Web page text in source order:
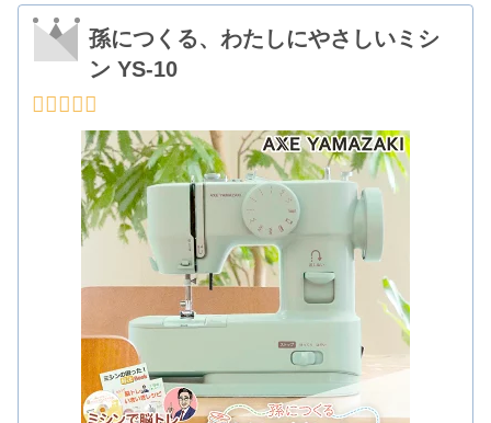
孫につくる、わたしにやさしいミシ
ン YS-10